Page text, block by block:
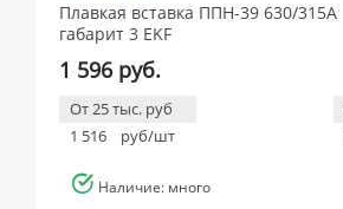
Плавкая вставка ППН-39 630/315А
габарит 3 EKF
1 596 руб.
От 25 тыс. руб
1 516
руб/шт
Наличие: много